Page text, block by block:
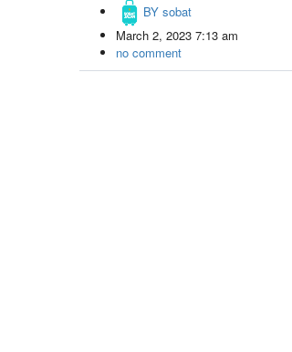
BY sobat
March 2, 2023 7:13 am
no comment